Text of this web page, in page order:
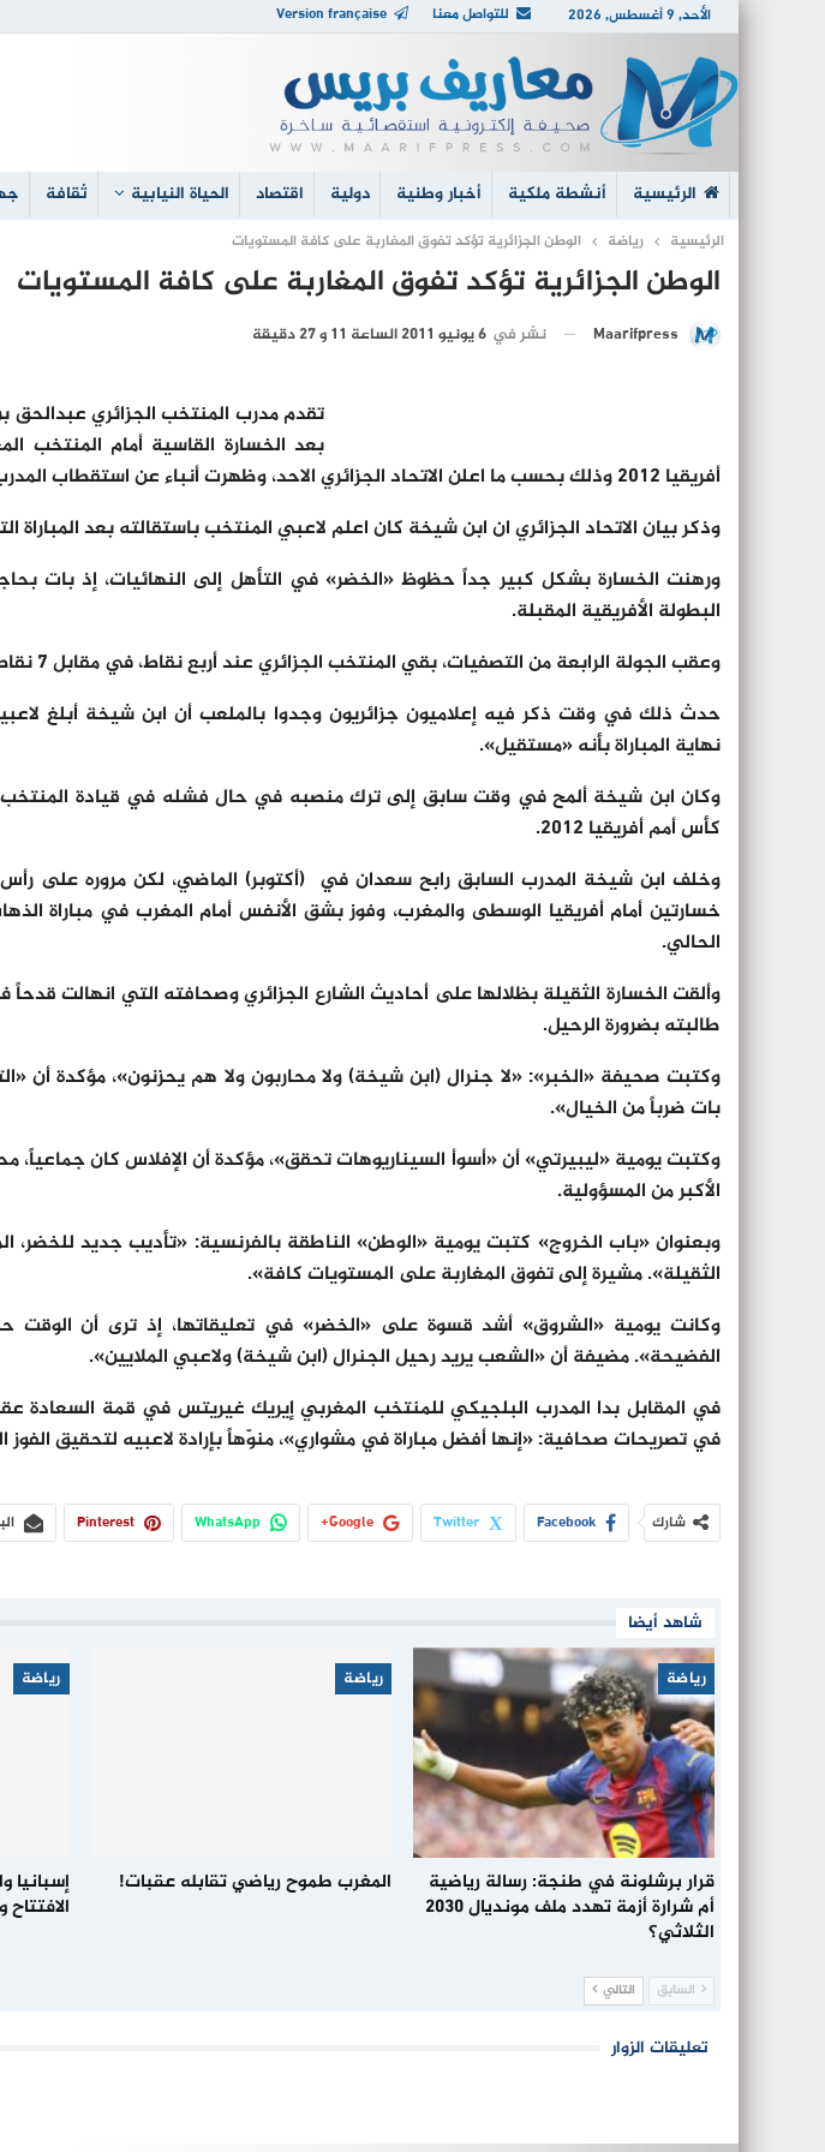
الأحد, 9 أغسطس, 2026 للتواصل معنا Version française
الرئيسية أنشطة ملكية أخبار وطنية دولية اقتصاد الحياة النيابية ثقافة
الرئيسية رياضة الوطن الجزائرية تؤكد تفوق المغاربة على كافة المستويات
الوطن الجزائرية تؤكد تفوق المغاربة على كافة المستويات
Maarifpress نشر في 6 يونيو 2011 الساعة 11 و 27 دقيقة
تقدم مدرب المنتخب الجزائري
بعد الخسارة القاسية أمام
أفريقيا 2012 وذلك بحسب ما اعلن الاتحاد الجزائري الاحد، وظهرت أنباء عن استقطاب المدرب البوسني خليلوفيتش.
وذكر بيان الاتحاد الجزائري ان ابن شيخة كان اعلم لاعبي المنتخب باستقالته بعد
ورهنت الخسارة بشكل كبير جداً حظوظ «الخضر» في التأهل إلى النهائيات، إذ بات
البطولة الأفريقية المقبلة.
وعقب الجولة الرابعة من التصفيات، بقي المنتخب الجزائري عند أربع نقاط، في مقابل 7 نقاط للمغرب.
حدث ذلك في وقت ذكر فيه إعلاميون جزائريون وجدوا بالملعب أن ابن شيخة أبلغ
نهاية المباراة بأنه «مستقيل».
وكان ابن شيخة ألمح في وقت سابق إلى ترك منصبه في حال فشله في قيادة المنتخب
كأس أمم أفريقيا 2012.
وخلف ابن شيخة المدرب السابق رابح سعدان في (أكتوبر) الماضي، لكن مروره على
خسارتين أمام أفريقيا الوسطى والمغرب، وفوز بشق الأنفس أمام المغرب في مباراة
الحالي.
وألقت الخسارة الثقيلة بظلالها على أحاديث الشارع الجزائري وصحافته التي انهالت
طالبته بضرورة الرحيل.
وكتبت صحيفة «الخبر»: «لا جنرال (ابن شيخة) ولا محاربون ولا هم يحزنون»، مؤكدة أن
بات ضرباً من الخيال».
وكتبت يومية «ليبيرتي» أن «أسوأ السيناريوهات تحقق»، مؤكدة أن الإفلاس كان جماعياً،
الأكبر من المسؤولية.
وبعنوان «باب الخروج» كتبت يومية «الوطن» الناطقة بالفرنسية: «تأديب جديد للخضر،
الثقيلة». مشيرة إلى تفوق المغاربة على المستويات كافة».
وكانت يومية «الشروق» أشد قسوة على «الخضر» في تعليقاتها، إذ ترى أن الوقت
الفضيحة». مضيفة أن «الشعب يريد رحيل الجنرال (ابن شيخة) ولاعبي الملايين».
في المقابل بدا المدرب البلجيكي للمنتخب المغربي إيريك غيريتس في قمة السعادة
في تصريحات صحافية: «إنها أفضل مباراة في مشواري»، منوّهاً بإرادة لاعبيه لتحقيق الفوز
شارك Facebook
Twitter
Google+
WhatsApp
Pinterest
شاهد أيضا
رياضة
قرار برشلونة في طنجة: رسالة رياضية
أم شرارة أزمة تهدد ملف مونديال 2030
الثلاثي؟
رياضة
المغرب طموح رياضي تقابله عقبات!
رياضة
إسبانيا
الافتتاح
السابق التالي
تعليقات الزوار